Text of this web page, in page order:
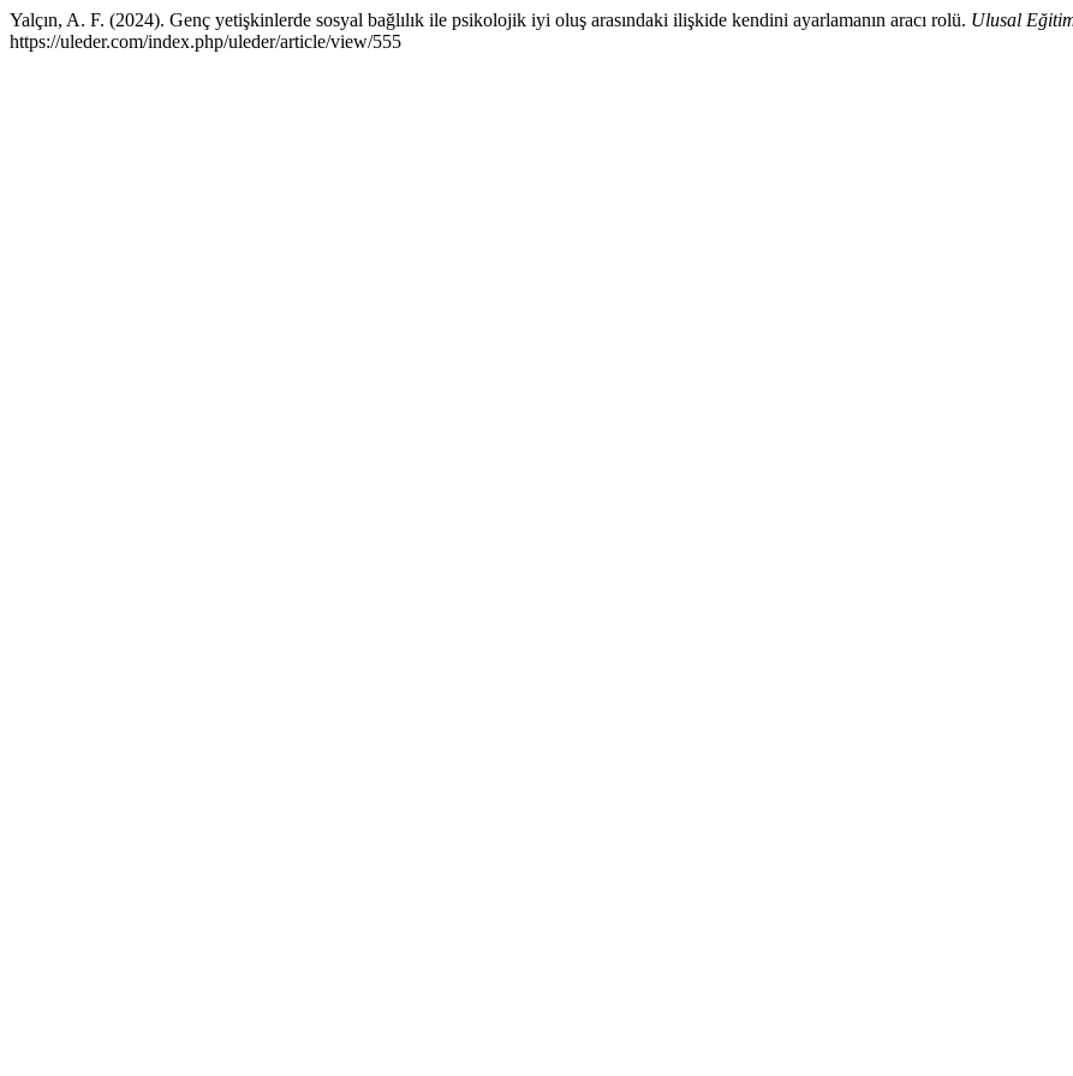
Yalçın, A. F. (2024). Genç yetişkinlerde sosyal bağlılık ile psikolojik iyi oluş arasındaki ilişkide kendini ayarlamanın aracı rolü. Ulusal
https://uleder.com/index.php/uleder/article/view/555